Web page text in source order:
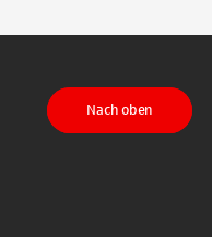
auf LinkedIn
Nach oben